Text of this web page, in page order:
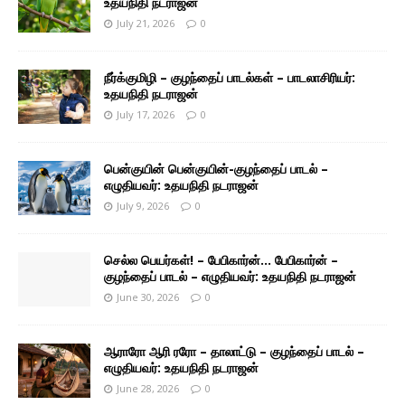
July 21, 2026 0
நீர்க்குமிழி – குழந்தைப் பாடல்கள் – பாடலாசிரியர்:
உதயநிதி நடராஜன்
July 17, 2026 0
பென்குயின் பென்குயின்-குழந்தைப் பாடல் –
எழுதியவர்: உதயநிதி நடராஜன்
July 9, 2026 0
செல்ல பெயர்கள்! – பேபிகார்ன்… பேபிகார்ன் –
குழந்தைப் பாடல் – எழுதியவர்: உதயநிதி நடராஜன்
June 30, 2026 0
ஆராரோ ஆரி ரரோ – தாலாட்டு – குழந்தைப் பாடல் –
எழுதியவர்: உதயநிதி நடராஜன்
June 28, 2026 0